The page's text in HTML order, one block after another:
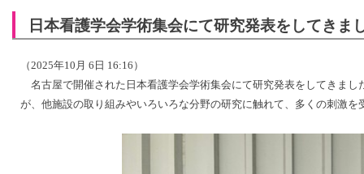
日本看護学会学術集会にて研究発表をしてきま
（2025年10月 6日 16:16）
名古屋で開催された日本看護学会学術集会にて研究発表をしてきまし
が、他施設の取り組みやいろいろな分野の研究に触れて、多くの刺激を